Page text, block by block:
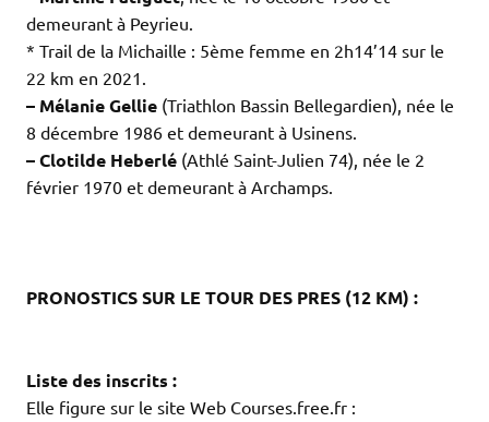
demeurant à Peyrieu.
* Trail de la Michaille : 5ème femme en 2h14’14 sur le
22 km en 2021.
– Mélanie Gellie (Triathlon Bassin Bellegardien), née le
8 décembre 1986 et demeurant à Usinens.
– Clotilde Heberlé (Athlé Saint-Julien 74), née le 2
février 1970 et demeurant à Archamps.
PRONOSTICS SUR LE TOUR DES PRES (12 KM) :
Liste des inscrits :
Elle figure sur le site Web Courses.free.fr :